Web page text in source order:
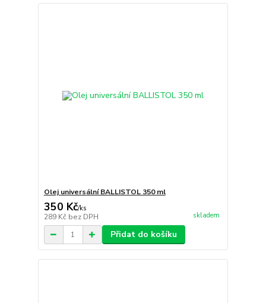
Olej universální BALLISTOL 350 ml
350 Kč/ks
289 Kč bez DPH skladem
Přidat do košíku